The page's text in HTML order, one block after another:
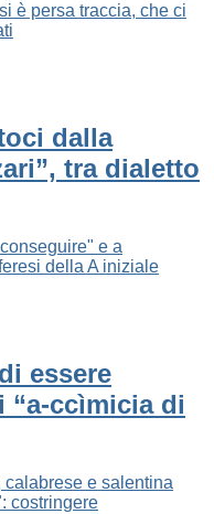
è persa traccia, che ci
dalla
tra dialetto
e a
della A iniziale
essere
“a-ccìmicia di
e salentina
costringere